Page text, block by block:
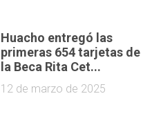
Huacho entregó las
primeras 654 tarjetas de
la Beca Rita Cet...
12 de marzo de 2025